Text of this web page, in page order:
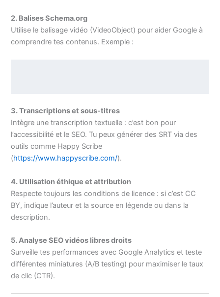
2. Balises Schema.org
Utilise le balisage vidéo (VideoObject) pour aider Google à
comprendre tes contenus. Exemple :
3. Transcriptions et sous-titres
Intègre une transcription textuelle : c’est bon pour
l’accessibilité et le SEO. Tu peux générer des SRT via des
outils comme Happy Scribe
(https://www.happyscribe.com/).
4. Utilisation éthique et attribution
Respecte toujours les conditions de licence : si c’est CC
BY, indique l’auteur et la source en légende ou dans la
description.
5. Analyse SEO vidéos libres droits
Surveille tes performances avec Google Analytics et teste
différentes miniatures (A/B testing) pour maximiser le taux
de clic (CTR).